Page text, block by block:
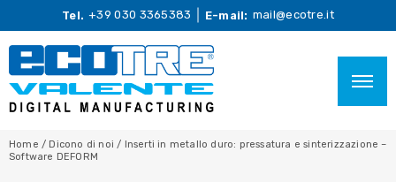
Tel. +39 030 3365383 E-mail: mail@ecotre.it
Home / Dicono di noi/ Inserti in metallo duro: pressatura e sinterizzazione –
Software DEFORM